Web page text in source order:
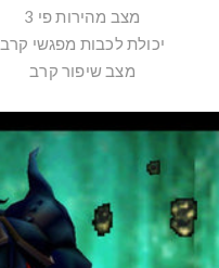
מצב מהירות פי 3
יכולת לכבות מפגשי קרב
מצב שיפור קרב